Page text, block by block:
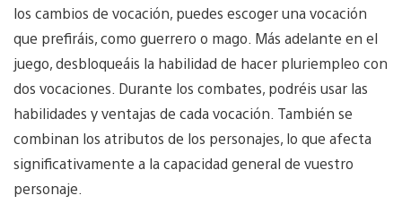
los cambios de vocación, puedes escoger una vocación
que prefiráis, como guerrero o mago. Más adelante en el
juego, desbloqueáis la habilidad de hacer pluriempleo con
dos vocaciones. Durante los combates, podréis usar las
habilidades y ventajas de cada vocación. También se
combinan los atributos de los personajes, lo que afecta
significativamente a la capacidad general de vuestro
personaje.